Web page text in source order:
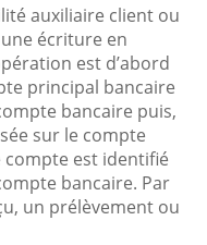
auxiliaire client ou
écriture en
est d’abord
principal bancaire
bancaire puis,
sur le compte
est identifié
bancaire. Par
un prélèvement ou